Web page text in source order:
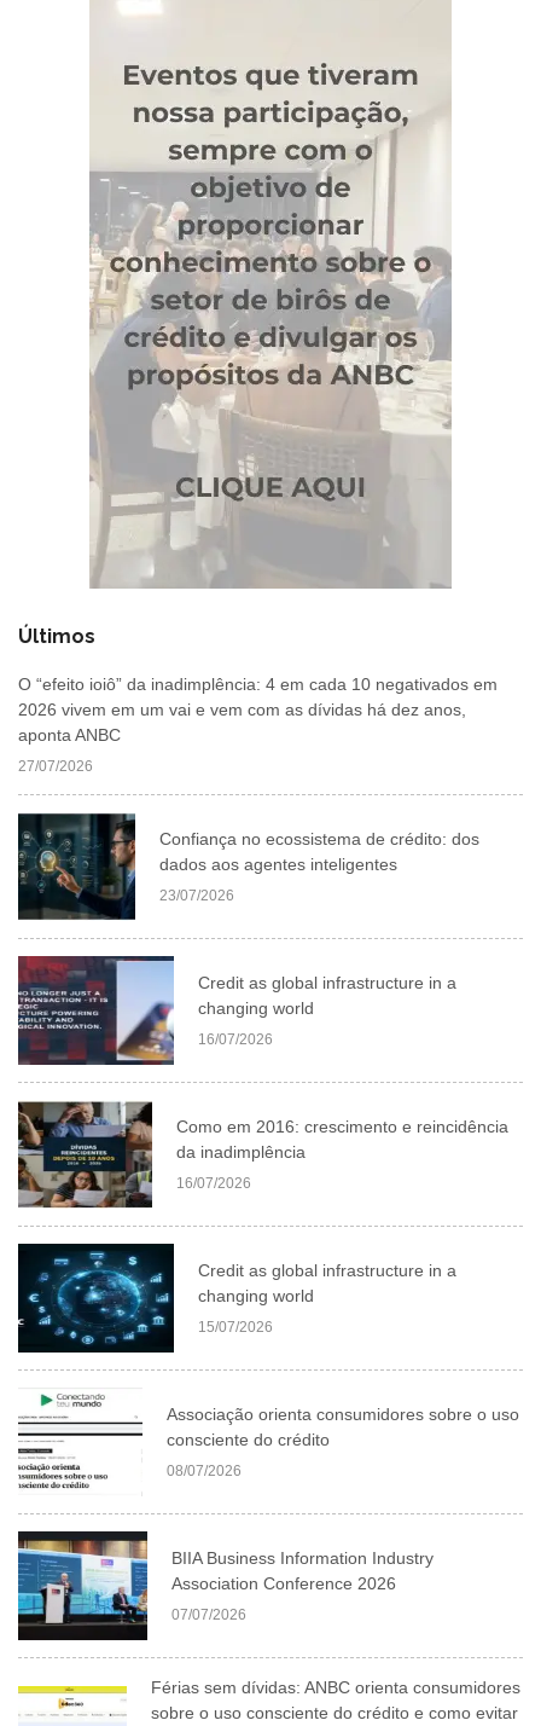
Últimos
O “efeito ioiô” da inadimplência: 4 em cada 10 negativados em
2026 vivem em um vai e vem com as dívidas há dez anos,
aponta ANBC
27/07/2026
Confiança no ecossistema de crédito: dos
dados aos agentes inteligentes
23/07/2026
Credit as global infrastructure in a
changing world
16/07/2026
Como em 2016: crescimento e reincidência
da inadimplência
16/07/2026
Credit as global infrastructure in a
changing world
15/07/2026
Associação orienta consumidores sobre o uso
consciente do crédito
08/07/2026
BIIA Business Information Industry
Association Conference 2026
07/07/2026
Férias sem dívidas: ANBC orienta consumidores
sobre o uso consciente do crédito e como evitar